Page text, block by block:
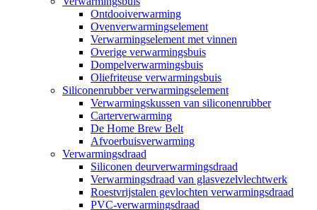
Ontdooiverwarming
Ovenverwarmingselement
Verwarmingselement met vinnen
Overige verwarmingsbuis
Dompelverwarmingsbuis
Oliefriteuse verwarmingsbuis
Siliconenrubber verwarmingselement
Verwarmingskussen van siliconenrubber
Carterverwarming
De Home Brew Belt
Afvoerbuisverwarming
Verwarmingsdraad
Siliconen deurverwarmingsdraad
Verwarmingsdraad van glasvezelvlechtwerk
Roestvrijstalen gevlochten verwarmingsdraad
PVC-verwarmingsdraad